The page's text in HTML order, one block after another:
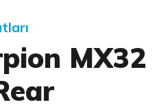
MX32